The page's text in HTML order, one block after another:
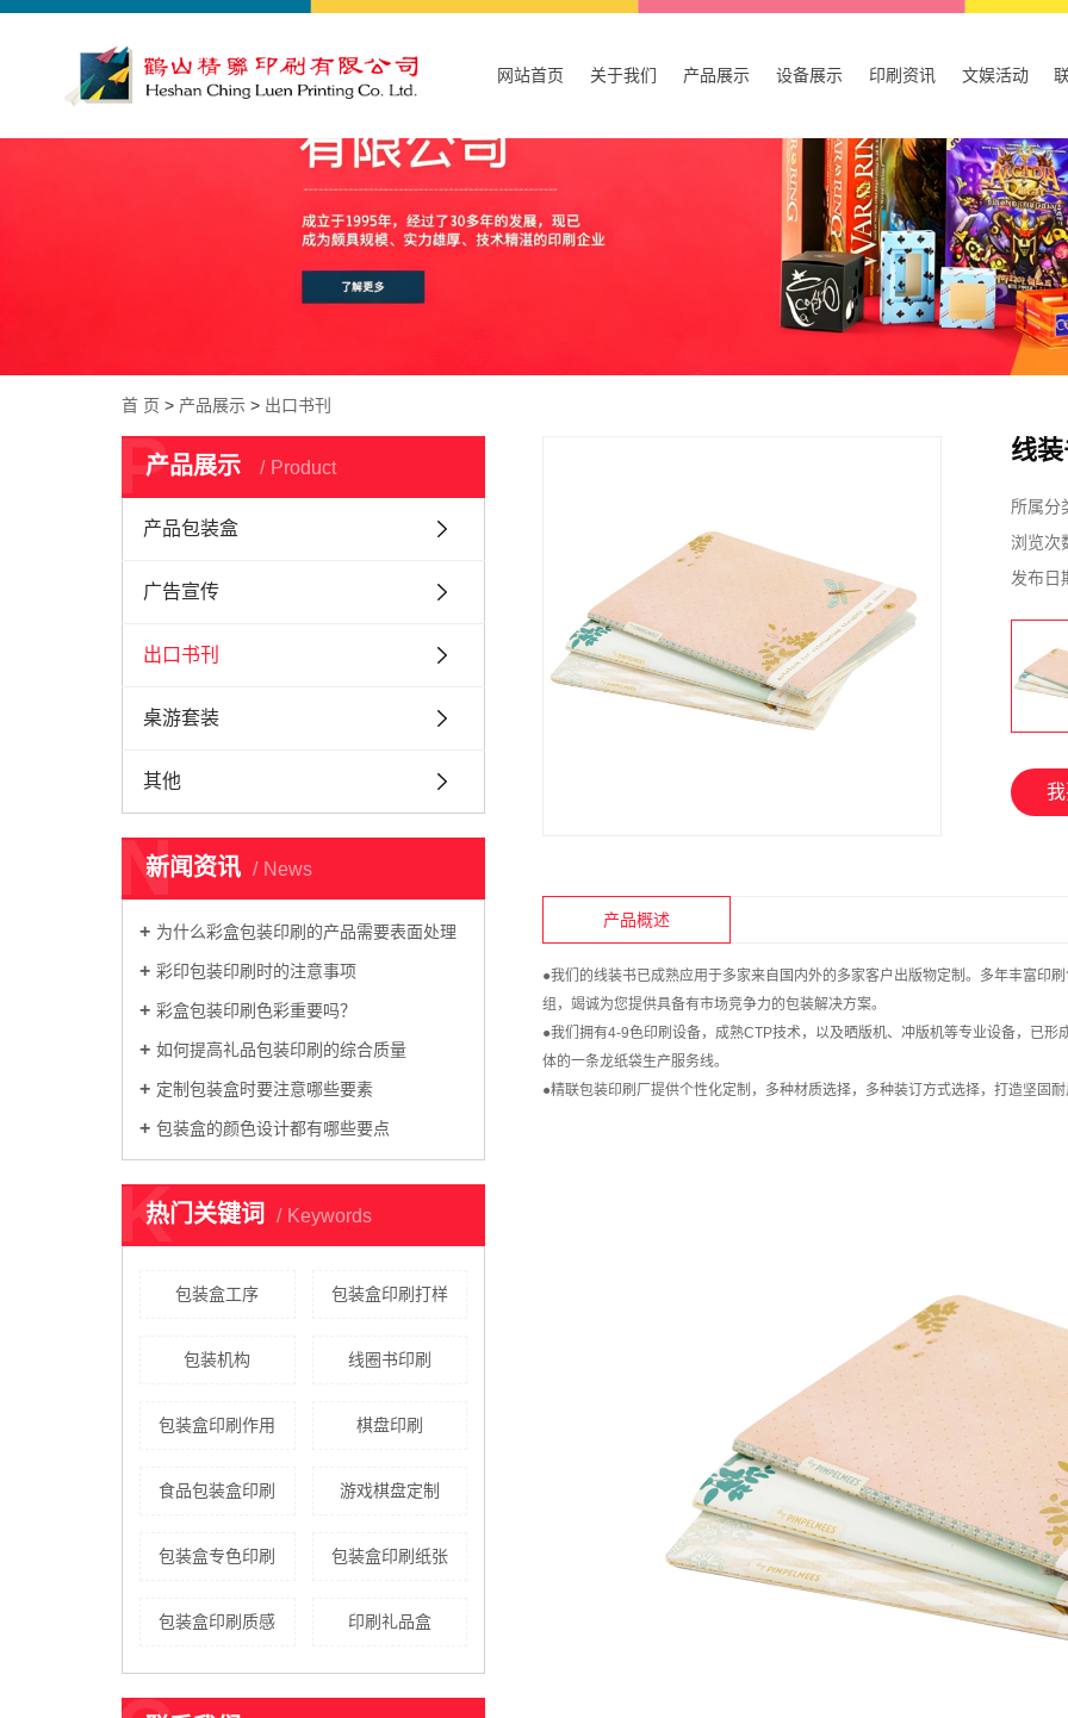
网站首页 关于我们 产品展示 设备展示
设备展示
印刷资讯
公司新闻
行业资讯
技术资讯
文娱活动
首 页 > 产品展示 > 出口书刊
产品展示 Product
P
产品包装盒
广告宣传
出口书刊
桌游套装
其他
新闻资讯 News
N
为什么彩盒包装印刷的产品需要表面处理
彩印包装印刷时的注意事项
彩盒包装印刷色彩重要吗？
如何提高礼品包装印刷的综合质量
定制包装盒时要注意哪些要素
包装盒的颜色设计都有哪些要点
热门关键词 Keywords
K
包装盒工序 包装盒印刷打样
包装机构 线圈书印刷
包装盒印刷作用 棋盘印刷
食品包装盒印刷 游戏棋盘定制
包装盒专色印刷 包装盒印刷纸张
包装盒印刷质感 印刷礼品盒
线
所属分
浏览次
发布日
产品概述
●我们的线装书已成熟应用于多家来自国内外的多家客户 出版物定制 。多年丰富印
组，竭诚为您提供具备有市场竞争力的包装解决方案。
●我们拥有4-9色印刷设备，成熟CTP技术，以及晒版机、冲版机等专业设备，已
体的一条龙纸袋生产服务线。
●精联包装印刷厂提供个性化定制，多种材质选择，多种装订方式选择，打造坚固